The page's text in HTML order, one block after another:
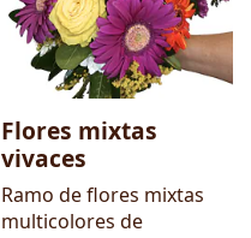
Flores mixtas
vivaces
Ramo de flores mixtas
multicolores de